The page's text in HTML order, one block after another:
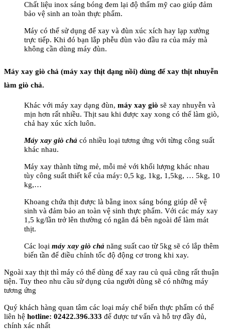
Chất liệu inox sáng bóng đem lại độ thẩm mỹ cao giúp đảm
bảo vệ sinh an toàn thực phẩm.
Máy có thể sử dụng để xay và đùn xúc xích hay lạp xưởng
trực tiếp. Khi đó bạn lắp phễu đùn vào đầu ra của máy mà
không cần dùng máy đùn.
Máy xay giò chả (máy xay thịt dạng nồi) dùng để xay thịt nhuyễn
làm giò chả.
Khác với máy xay dạng đùn, máy xay giò sẽ xay nhuyễn và
mịn hơn rất nhiều. Thịt sau khi được xay xong có thể làm giò,
chả hay xúc xích luôn.
Máy xay giò chả có nhiều loại tương ứng với từng công suất
khác nhau.
Máy xay thành từng mẻ, mỗi mẻ với khối lượng khác nhau
tùy công suất thiết kế của máy: 0,5 kg, 1kg, 1,5kg, … 5kg, 10
kg,…
Khoang chứa thịt được là bằng inox sáng bóng giúp dễ vệ
sinh và đảm bảo an toàn vệ sinh thực phẩm. Với các máy xay
1,5 kg/lần trở lên thường có ngăn đá bên ngoài để làm mát
thịt.
Các loại máy xay giò chả năng suất cao từ 5kg sẽ có lắp thêm
biến tần để điều chỉnh tốc độ động cơ trong khi xay.
Ngoài xay thịt thì máy có thể dùng để xay rau củ quả cũng rất thuận
tiện. Tuy theo nhu cầu sử dụng của người dùng sẽ có những máy
tương ứng
Quý khách hàng quan tâm các loại máy chế biến thực phẩm có thể
liên hệ hotline: 02422.396.333 để được tư vấn và hỗ trợ đầy đủ,
chính xác nhất